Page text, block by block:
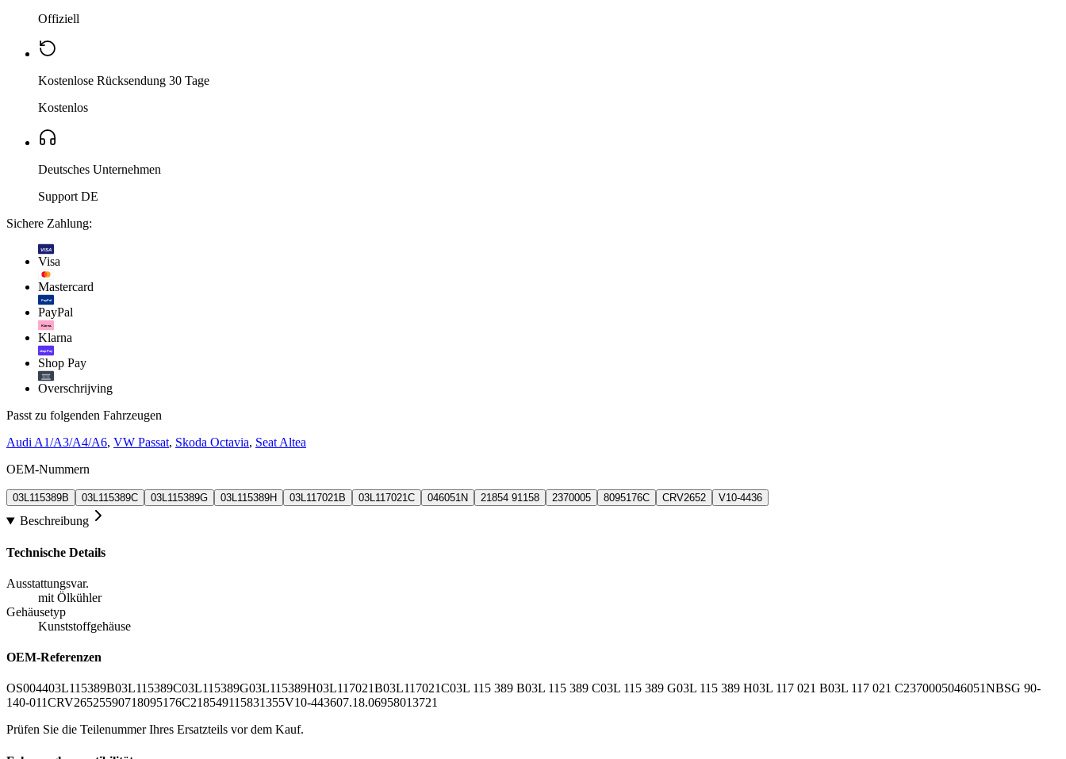
Offiziell
Kostenlose Rücksendung 30 Tage
Kostenlos
Deutsches Unternehmen
Support DE
Sichere Zahlung:
VISA
Visa
Mastercard
PayPal
PayPal
Klarna.
Klarna
shop Pay
Shop Pay
Overschrijving
Passt zu folgenden Fahrzeugen
Audi A1/A3/A4/A6, VW Passat, Skoda Octavia, Seat Altea
OEM-Nummern
03L115389B 03L115389C 03L115389G 03L115389H 03L117021B 03L117021C 046051N 21854 91158 2370005 8095176C CRV2652 V10-4436
Beschreibung
Technische Details
Ausstattungsvar.
mit Ölkühler
Gehäusetyp
Kunststoffgehäuse
OEM-Referenzen
OS004403L115389B03L115389C03L115389G03L115389H03L117021B03L117021C03L 115 389 B03L 115 389 C03L 115 389 G03L 115 389 H03L 117 021 B03L 117 021 C2370005046051NBSG 90-
140-011CRV26525590718095176C218549115831355V10-443607.18.06958013721
Prüfen Sie die Teilenummer Ihres Ersatzteils vor dem Kauf.